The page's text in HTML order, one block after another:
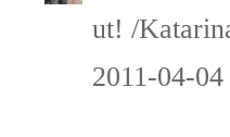
ut! /
2011-04-